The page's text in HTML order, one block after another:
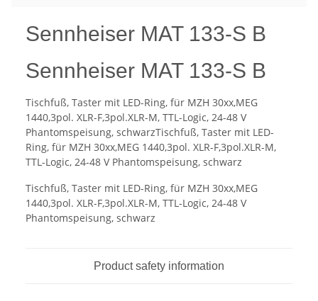
Sennheiser MAT 133-S B
Sennheiser MAT 133-S B
Tischfuß, Taster mit LED-Ring, für MZH 30xx,MEG
1440,3pol. XLR-F,3pol.XLR-M, TTL-Logic, 24-48 V
Phantomspeisung, schwarzTischfuß, Taster mit LED-
Ring, für MZH 30xx,MEG 1440,3pol. XLR-F,3pol.XLR-M,
TTL-Logic, 24-48 V Phantomspeisung, schwarz
Tischfuß, Taster mit LED-Ring, für MZH 30xx,MEG
1440,3pol. XLR-F,3pol.XLR-M, TTL-Logic, 24-48 V
Phantomspeisung, schwarz
Product safety information